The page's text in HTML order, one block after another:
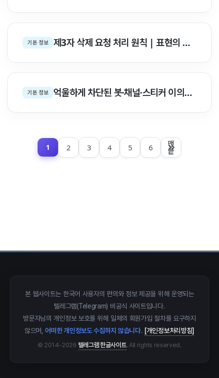
기본 정보 제3자 삭제 요청 처리 원칙 | 표현의 자유 & 정치 검열 거부 백서
기본 정보 억울하게 차단된 봇·채널·스티커 이의신청 가이드 | abuse@ & dmca@ 소명 백서
1 2 3 4 5 6 맨
끝
본 웹사이트는 한국어 사용자의 편의와 정보 제공을 위해 운영되는
텔레그램(Telegram) 비공식 사이트입니다.
방문자님의 개인정보 보호를 위해 일체의 회원가입 절차를 요구하지
않으며,어떠한 개인정보도 수집하지 않습니다. [개인정보처리방침]
© 2014-2026 텔레그램 한글사이트. All rights reserved.
지갑·미니앱
Home 바로가기